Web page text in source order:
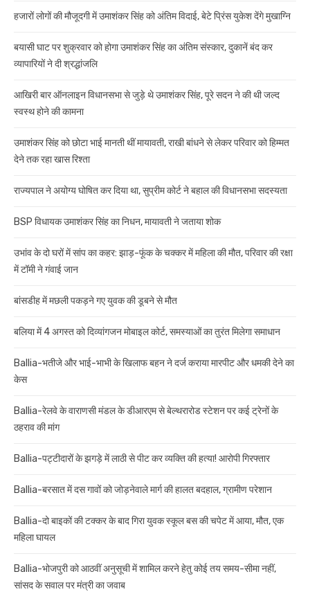
हजारों लोगों की मौजूदगी में उमाशंकर सिंह को अंतिम विदाई, बेटे प्रिंस युकेश देंगे मुखाग्नि
बयासी घाट पर शुक्रवार को होगा उमाशंकर सिंह का अंतिम संस्कार, दुकानें बंद कर
व्यापारियों ने दी श्रद्धांजलि
आखिरी बार ऑनलाइन विधानसभा से जुड़े थे उमाशंकर सिंह, पूरे सदन ने की थी जल्द
स्वस्थ होने की कामना
उमाशंकर सिंह को छोटा भाई मानती थीं मायावती, राखी बांधने से लेकर परिवार को हिम्मत
देने तक रहा खास रिश्ता
राज्यपाल ने अयोग्य घोषित कर दिया था, सुप्रीम कोर्ट ने बहाल की विधानसभा सदस्यता
BSP विधायक उमाशंकर सिंह का निधन, मायावती ने जताया शोक
उभांव के दो घरों में सांप का कहर: झाड़-फूंक के चक्कर में महिला की मौत, परिवार की रक्षा
में टॉमी ने गंवाई जान
बांसडीह में मछली पकड़ने गए युवक की डूबने से मौत
बलिया में 4 अगस्त को दिव्यांगजन मोबाइल कोर्ट, समस्याओं का तुरंत मिलेगा समाधान
Ballia-भतीजे और भाई-भाभी के खिलाफ बहन ने दर्ज कराया मारपीट और धमकी देने का
केस
Ballia-रेलवे के वाराणसी मंडल के डीआरएम से बेल्थरारोड स्टेशन पर कई ट्रेनों के
ठहराव की मांग
Ballia-पट्टीदारों के झगड़े में लाठी से पीट कर व्यक्ति की हत्या! आरोपी गिरफ्तार
Ballia-बरसात में दस गावों को जोड़नेवाले मार्ग की हालत बदहाल, ग्रामीण परेशान
Ballia-दो बाइकों की टक्कर के बाद गिरा युवक स्कूल बस की चपेट में आया, मौत, एक
महिला घायल
Ballia-भोजपुरी को आठवीं अनुसूची में शामिल करने हेतु कोई तय समय-सीमा नहीं,
सांसद के सवाल पर मंत्री का जवाब